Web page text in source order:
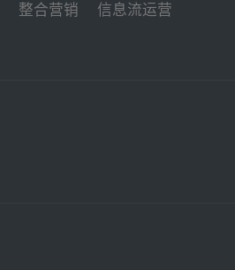
整合营销 信息流运营